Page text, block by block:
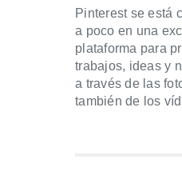
Pinterest se está
a poco en una
plataforma para
trabajos, ideas y
a través de las
también de los